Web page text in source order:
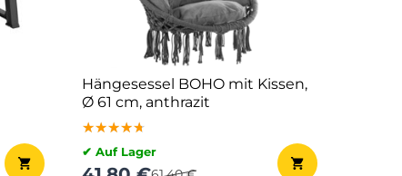
Hängesessel BOHO mit Kissen,
Ø 61 cm, anthrazit
★★★★★
★★★★★
★★★★★
✔ Auf Lager